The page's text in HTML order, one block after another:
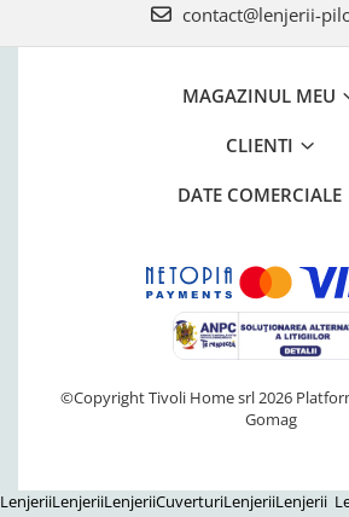
contact@lenjerii-
MAGAZINUL MEU
CLIENTI
DATE COMERCIALE
©Copyright Tivoli Home srl 2026
Gomag
LenjeriiLenjeriiLenjeriiCuverturiLenjeriiLenjerii